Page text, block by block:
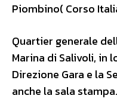
Piombino( Corso
Quartier generale
Marina di Salivoli, in
Direzione Gara e la
anche la sala stampa.